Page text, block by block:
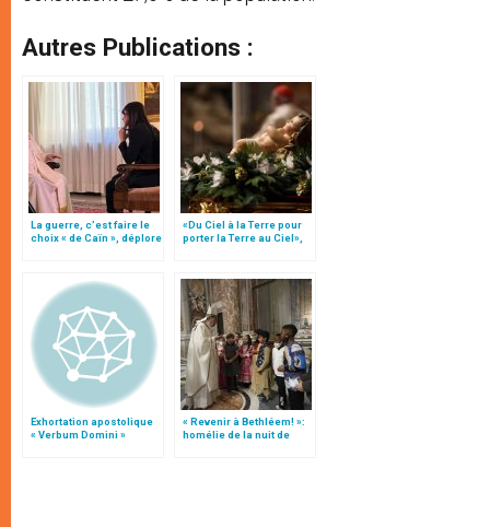
Autres Publications :
La guerre, c’est faire le
choix « de Caïn », déplore
«Du Ciel à la Terre pour
porter la Terre au Ciel»,
Exhortation apostolique
« Verbum Domini »
« Revenir à Bethléem! »:
homélie de la nuit de
Noël (texte complet)